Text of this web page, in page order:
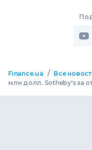
Finance.ua / Все
млн долл. Sotheby's за